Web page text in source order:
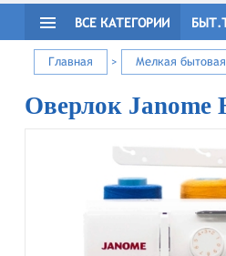
ВСЕ КАТЕГОРИИ
Главная > Мелкая
Оверлок Janome